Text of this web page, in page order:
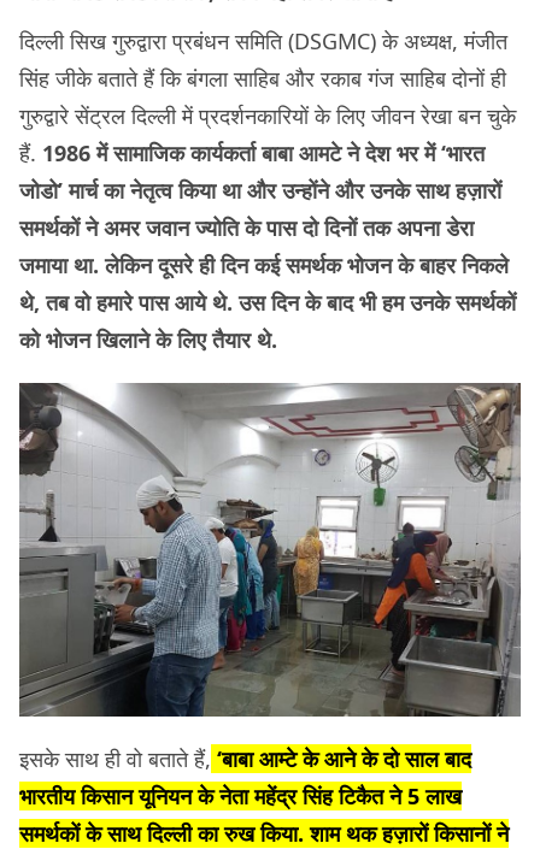
दिल्ली सिख गुरुद्वारा प्रबंधन समिति (DSGMC) के अध्यक्ष, मंजीत
सिंह जीके बताते हैं कि बंगला साहिब और रकाब गंज साहिब दोनों ही
गुरुद्वारे सेंट्रल दिल्ली में प्रदर्शनकारियों के लिए जीवन रेखा बन चुके
हैं. 1986 में सामाजिक कार्यकर्ता बाबा आमटे ने देश भर में ‘भारत
जोडो’ मार्च का नेतृत्व किया था और उन्होंने और उनके साथ हज़ारों
समर्थकों ने अमर जवान ज्योति के पास दो दिनों तक अपना डेरा
जमाया था. लेकिन दूसरे ही दिन कई समर्थक भोजन के बाहर निकले
थे, तब वो हमारे पास आये थे. उस दिन के बाद भी हम उनके समर्थकों
को भोजन खिलाने के लिए तैयार थे.
इसके साथ ही वो बताते हैं, ‘बाबा आम्टे के आने के दो साल बाद
भारतीय किसान यूनियन के नेता महेंद्र सिंह टिकैत ने 5 लाख
समर्थकों के साथ दिल्ली का रुख किया. शाम थक हज़ारों किसानों ने